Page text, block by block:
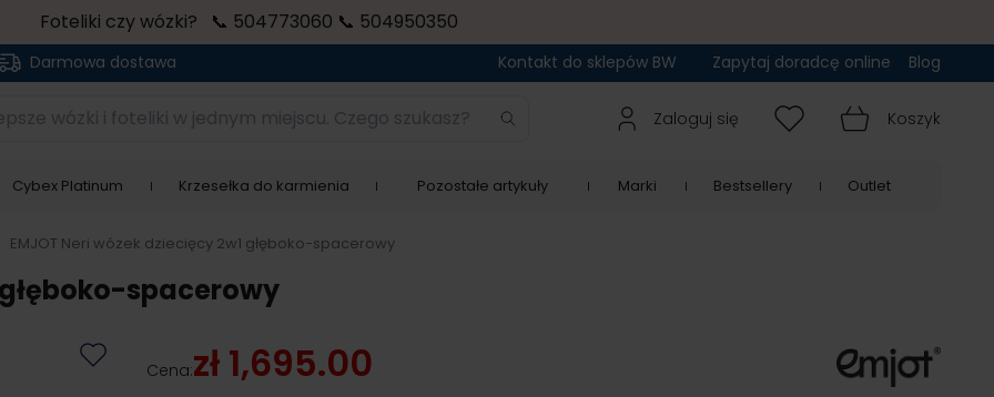
Foteliki czy wózki? 📞 504773060 📞 504950350
Darmowa dostawa Kontakt do sklepów BW Zapytaj doradcę online Blog
wózki i foteliki w jednym miejscu. Czego szukasz? Zaloguj się Koszyk
Cybex Platinum Krzesełka do karmienia Pozostałe artykuły Marki Bestsellery Outlet
EMJOT Neri wózek dziecięcy 2w1 głęboko-spacerowy
głęboko-spacerowy
Cena:zł 1,695.00